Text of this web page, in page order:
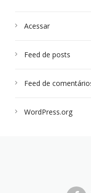
Acessar
Feed de posts
Feed de
WordPress.org